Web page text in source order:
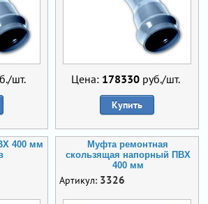
шт. Цена: 178330руб./шт.
Купить
400 мм
Муфта ремонтная
скользящая напорный ПВХ
400 мм
Артикул: 3326